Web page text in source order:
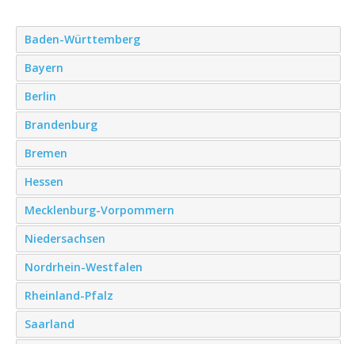
Baden-Württemberg
Bayern
Berlin
Brandenburg
Bremen
Hessen
Mecklenburg-Vorpommern
Niedersachsen
Nordrhein-Westfalen
Rheinland-Pfalz
Saarland